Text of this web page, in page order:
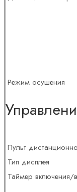
Режим осушения
Пульт
Тип дисплея
Таймер включения/